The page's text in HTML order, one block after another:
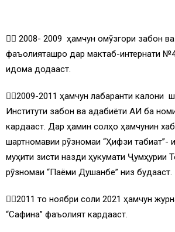
 2008- 2009 ҳамчун омӯзгори забон ва
фаъолияташро дар мактаб-интернати
идома додааст.
2009-2011 ҳамчун лабаранти калони
Институти забон ва адабиёти АИ ба
кардааст. Дар ҳамин солҳо ҳамчунин
шартномавии рӯзномаи “Ҳифзи табиат”-
муҳити зисти назди ҳукумати Ҷумҳурии
рӯзномаи “Паёми Душанбе” низ будааст.
2011 то ноябри соли 2021 ҳамчун
“Сафина” фаъолият кардааст.